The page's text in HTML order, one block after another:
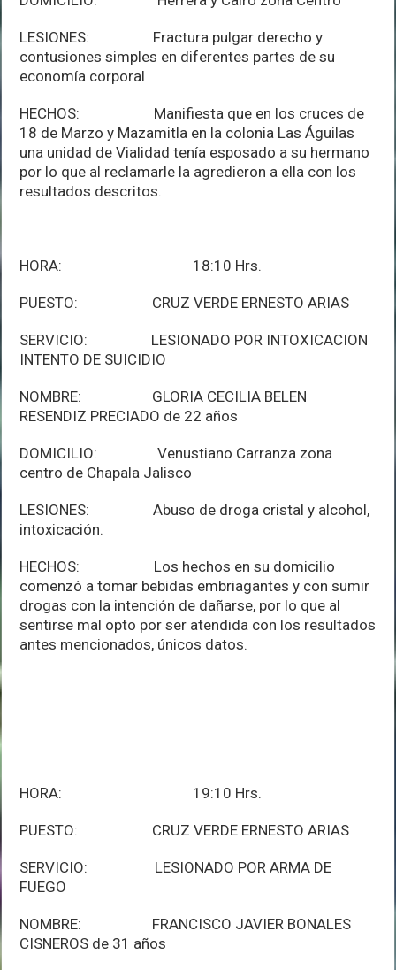
LESIONES: Fractura pulgar derecho y
contusiones simples en diferentes partes de su
economía corporal
HECHOS: Manifiesta que en los cruces de
18 de Marzo y Mazamitla en la colonia Las Águilas
una unidad de Vialidad tenía esposado a su hermano
por lo que al reclamarle la agredieron a ella con los
resultados descritos.
HORA: 18:10 Hrs.
PUESTO: CRUZ VERDE ERNESTO ARIAS
SERVICIO: LESIONADO POR INTOXICACION
INTENTO DE SUICIDIO
NOMBRE: GLORIA CECILIA BELEN
RESENDIZ PRECIADO de 22 años
DOMICILIO: Venustiano Carranza zona
centro de Chapala Jalisco
LESIONES: Abuso de droga cristal y alcohol,
intoxicación.
HECHOS: Los hechos en su domicilio
comenzó a tomar bebidas embriagantes y con sumir
drogas con la intención de dañarse, por lo que al
sentirse mal opto por ser atendida con los resultados
antes mencionados, únicos datos.
HORA: 19:10 Hrs.
PUESTO: CRUZ VERDE ERNESTO ARIAS
SERVICIO: LESIONADO POR ARMA DE
FUEGO
NOMBRE: FRANCISCO JAVIER BONALES
CISNEROS de 31 años